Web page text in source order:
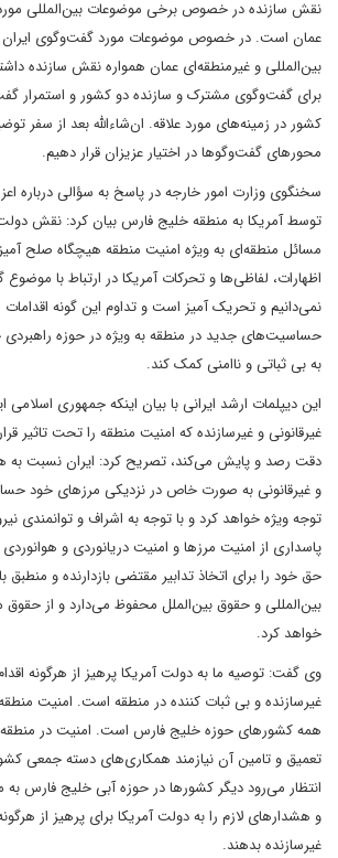
نقش سازنده در خصوص برخی موضوعات بین‌المللی
عمان است. در خصوص موضوعات مورد گفت‌وگوی ایران
بین‌المللی و غیرمنطقه‌ای عمان همواره نقش سازنده
برای گفت‌وگوی مشترک و سازنده دو کشور و استمرار
کشور در زمینه‌های مورد علاقه. ان‌شاءالله بعد از سفر
محورهای گفت‌وگوها در اختیار عزیزان قرار دهیم.
توسط آمریکا به منطقه خلیج فارس بیان کرد: نقش
مسائل منطقه‌ای به ویژه امنیت منطقه هیچگاه صلح
اظهارات، لفاظی‌ها و تحرکات آمریکا در ارتباط با موضوع
نمی‌دانیم و تحریک آمیز است و تداوم این گونه اقدامات
حساسیت‌های جدید در منطقه به ویژه در حوزه
به بی ثباتی و ناامنی کمک کند.
این دیپلمات ارشد ایرانی با بیان اینکه جمهوری اسلامی
غیرقانونی و غیرسازنده که امنیت منطقه را تحت تاثیر
دقت رصد و پایش می‌کند، تصریح کرد: ایران نسبت به
و غیرقانونی به صورت خاص در نزدیکی مرزهای خود
توجه ویژه خواهد کرد و با توجه به اشراف و توانمندی
پاسداری از امنیت مرزها و امنیت دریانوردی و
حق خود را برای اتخاذ تدابیر مقتضی بازدارنده و منطبق
بین‌المللی و حقوق بین‌الملل محفوظ می‌دارد و از حقوق
خواهد کرد.
وی گفت: توصیه ما به دولت آمریکا پرهیز از هرگونه
غیرسازنده و بی ثبات کننده در منطقه است. امنیت
همه کشورهای حوزه خلیج فارس است. امنیت در منطقه
تعمیق و تامین آن نیازمند همکاری‌های دسته جمعی
انتظار می‌رود دیگر کشورها در حوزه آبی خلیج فارس
و هشدارهای لازم را به دولت آمریکا برای پرهیز از
غیرسازنده بدهند.